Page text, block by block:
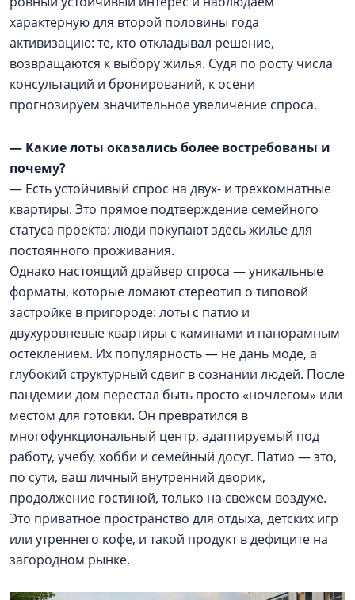
характерную для второй половины года
активизацию: те, кто откладывал решение,
возвращаются к выбору жилья. Судя по росту числа
консультаций и бронирований, к осени
прогнозируем значительное увеличение спроса.
— Какие лоты оказались более востребованы и
почему?
— Есть устойчивый спрос на двух- и трехкомнатные
квартиры. Это прямое подтверждение семейного
статуса проекта: люди покупают здесь жилье для
постоянного проживания.
Однако настоящий драйвер спроса — уникальные
форматы, которые ломают стереотип о типовой
застройке в пригороде: лоты с патио и
двухуровневые квартиры с каминами и панорамным
остеклением. Их популярность — не дань моде, а
глубокий структурный сдвиг в сознании людей. После
пандемии дом перестал быть просто «ночлегом» или
местом для готовки. Он превратился в
многофункциональный центр, адаптируемый под
работу, учебу, хобби и семейный досуг. Патио — это,
по сути, ваш личный внутренний дворик,
продолжение гостиной, только на свежем воздухе.
Это приватное пространство для отдыха, детских игр
или утреннего кофе, и такой продукт в дефиците на
загородном рынке.